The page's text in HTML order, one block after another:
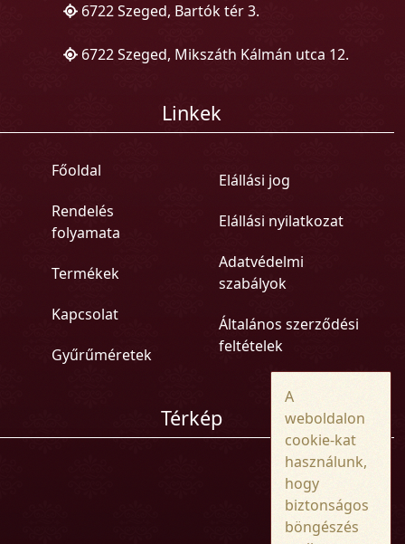
6722 Szeged, Bartók tér 3.
6722 Szeged, Mikszáth Kálmán utca 12.
Linkek
Főoldal
Rendelés
folyamata
Termékek
Kapcsolat
Gyűrűméretek
Elállási jog
Elállási nyilatkozat
Adatvédelmi
szabályok
Általános szerződési
feltételek
Térkép
A
weboldalon
cookie-kat
használunk,
hogy
biztonságos
böngészés